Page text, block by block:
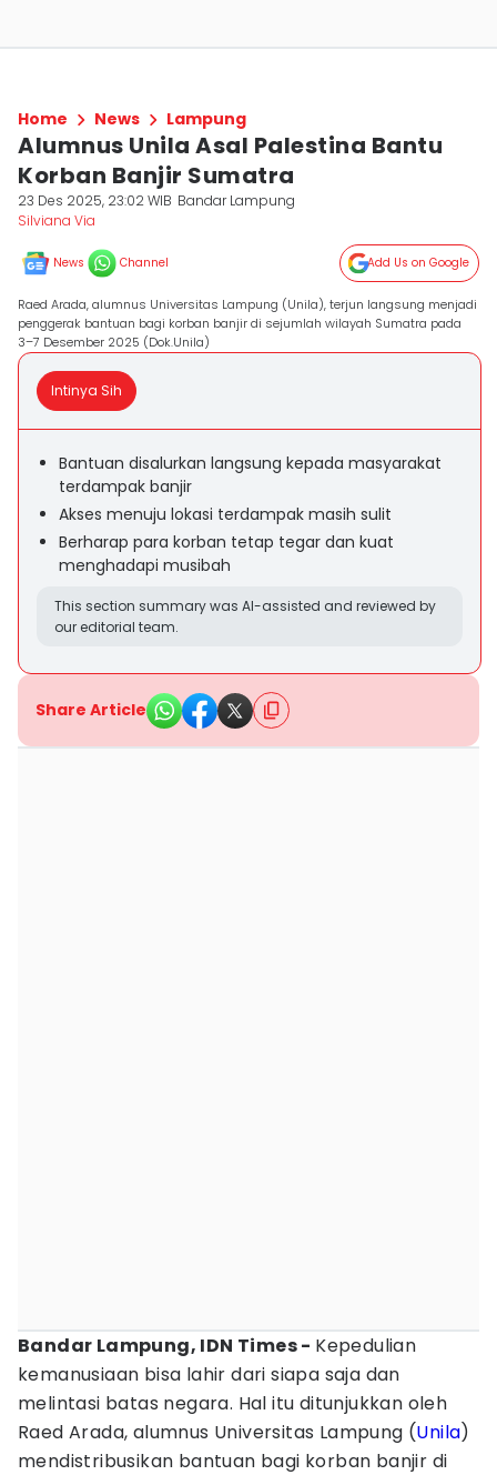
Home News Lampung
Alumnus Unila Asal Palestina Bantu
Korban Banjir Sumatra
23 Des 2025, 23:02 WIB Bandar Lampung
Silviana Via
News Channel Add Us on Google
Raed Arada, alumnus Universitas Lampung (Unila), terjun langsung menjadi
penggerak bantuan bagi korban banjir di sejumlah wilayah Sumatra pada
3–7 Desember 2025 (Dok.Unila)
Intinya Sih
Bantuan disalurkan langsung kepada masyarakat
terdampak banjir
Akses menuju lokasi terdampak masih sulit
Berharap para korban tetap tegar dan kuat
menghadapi musibah
This section summary was AI-assisted and reviewed by
our editorial team.
Share Article
Bandar Lampung, IDN Times - Kepedulian
kemanusiaan bisa lahir dari siapa saja dan
melintasi batas negara. Hal itu ditunjukkan oleh
Raed Arada, alumnus Universitas Lampung (Unila)
mendistribusikan bantuan bagi korban banjir di